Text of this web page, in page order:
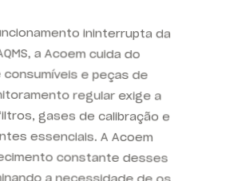
e peças de
regular exige a
gases de calibração e
essenciais. A Acoem
constante desses
a necessidade de os
com reabastecimento
do equipamento. Além